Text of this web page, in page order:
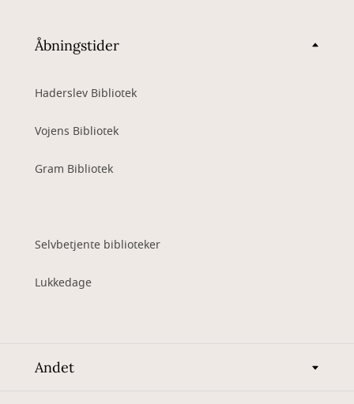
Åbningstider
Haderslev Bibliotek
Vojens Bibliotek
Gram Bibliotek
Selvbetjente biblioteker
Lukkedage
Andet